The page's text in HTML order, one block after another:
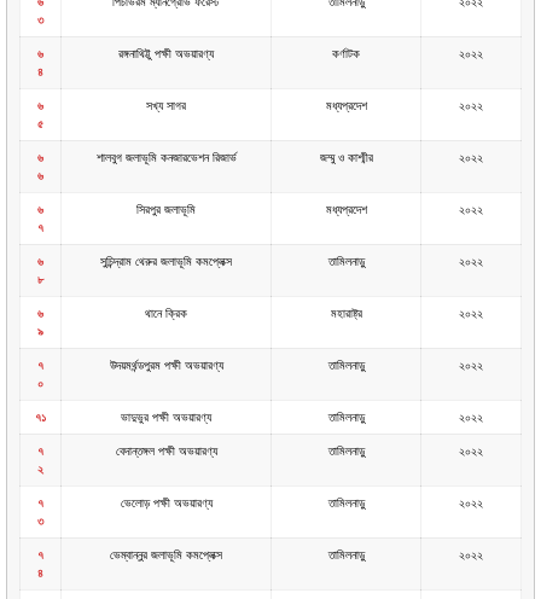
৩
৬
৪
রঙ্গনাথিট্টু পক্ষী অভয়ারণ্য কর্ণাটক ২০২২
৬
৫
সখ্য সাগর মধ্যপ্রদেশ ২০২২
৬
৬
শালবুগ জলাভূমি কনজারভেশন রিজার্ভ জম্মু ও কাশ্মীর ২০২২
৬
৭
সিরপুর জলাভূমি মধ্যপ্রদেশ ২০২২
৬
৮
সুচিন্দ্রাম থেরুর জলাভূমি কমপ্লেক্স তামিলনাড়ু ২০২২
৬
৯
থানে ক্রিক মহারাষ্ট্র ২০২২
৭
০
উদয়মর্থন্ডপুরম পক্ষী অভয়ারণ্য তামিলনাড়ু ২০২২
৭১ ভাদুভুর পক্ষী অভয়ারণ্য তামিলনাড়ু ২০২২
৭
২
বেদান্তঙ্গল পক্ষী অভয়ারণ্য তামিলনাড়ু ২০২২
৭
৩
ভেলোড় পক্ষী অভয়ারণ্য তামিলনাড়ু ২০২২
৭
৪
ভেম্বান্নুর জলাভূমি কমপ্লেক্স তামিলনাড়ু ২০২২